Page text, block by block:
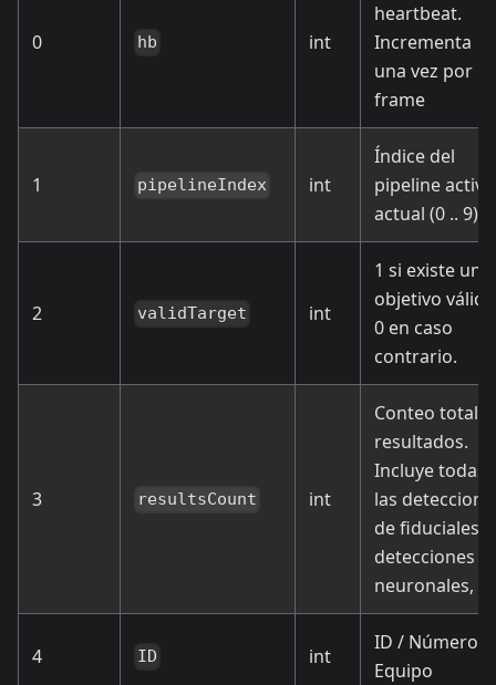
0 hb int
heartbeat.
Incrementa
una vez por
frame
1 pipelineIndex int
Índice del
pipeline activo
actual (0 .. 9).
2 validTarget int
1 si existe un
objetivo
0 en caso
contrario.
3 resultsCount int
Conteo total
resultados.
Incluye todas
las
de fiduciales,
detecciones
neuronales,
4 ID int
ID / Número
Equipo